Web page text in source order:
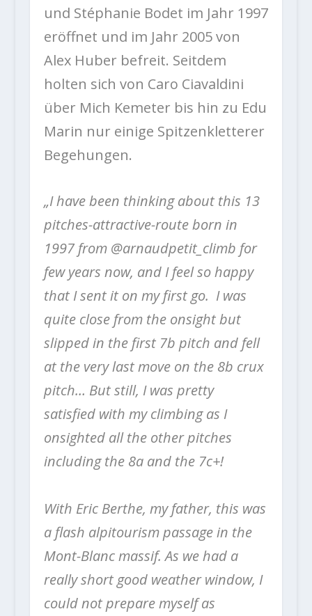
und Stéphanie Bodet im Jahr 1997
eröffnet und im Jahr 2005 von
Alex Huber befreit. Seitdem
holten sich von Caro Ciavaldini
über Mich Kemeter bis hin zu Edu
Marin nur einige Spitzenkletterer
Begehungen.
„I have been thinking about this 13
pitches-attractive-route born in
1997 from @arnaudpetit_climb for
few years now, and I feel so happy
that I sent it on my first go. I was
quite close from the onsight but
slipped in the first 7b pitch and fell
at the very last move on the 8b crux
pitch… But still, I was pretty
satisfied with my climbing as I
onsighted all the other pitches
including the 8a and the 7c+!
With Eric Berthe, my father, this was
a flash alpitourism passage in the
Mont-Blanc massif. As we had a
really short good weather window, I
could not prepare myself as